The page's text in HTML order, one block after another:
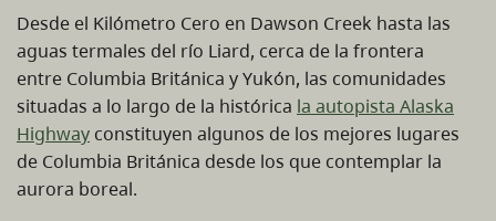
Desde el Kilómetro Cero en Dawson Creek hasta las
aguas termales del río Liard, cerca de la frontera
entre Columbia Británica y Yukón, las comunidades
situadas a lo largo de la histórica la autopista Alaska
Highway constituyen algunos de los mejores lugares
de Columbia Británica desde los que contemplar la
aurora boreal.